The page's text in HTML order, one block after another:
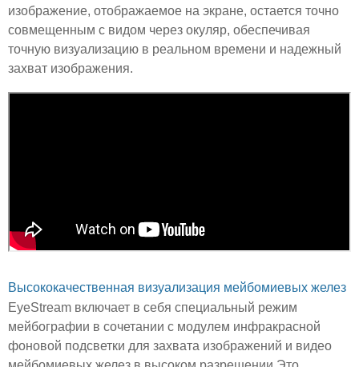
изображение, отображаемое на экране, остается точно
совмещенным с видом через окуляр, обеспечивая
точную визуализацию в реальном времени и надежный
захват изображения.
Высококачественная визуализация мейбомиевых желез
EyeStream включает в себя специальный режим
мейбографии в сочетании с модулем инфракрасной
фоновой подсветки для захвата изображений и видео